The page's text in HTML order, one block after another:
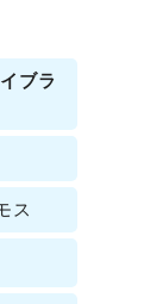
ブラ
ス